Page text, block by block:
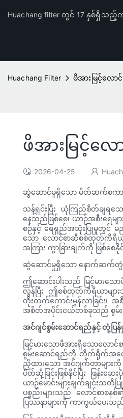
Huachang filter တွင် 17 နှစ်ရှိသ
Huachang Filter ဖိအားမြင့်လေ
ဖိအားမြင့်လ
2026-04-25
ဆွဲဆောင်မှုရှိသော မိတ်ဆက်စကာ
သန့်ရှင်းပြီး ယုံကြည်စိတ်ချရသ
နေသည်ဖြစ်စေ၊ ယာဉ်အစီးရေ
စဉ်နှင့် ရေရှည်အသုံးပြုမှုတွင်
သော လောင်စာဆီစစ်ထုတ်ကိရိယ
အကြား ကွာခြားချက်ကို ဖြစ်စေ
ဆွဲဆောင်မှုရှိသော နောက်ဆက်
ဤဆောင်းပါးသည် မြင့်မားသ
လွန်ပြီး ဤစစ်ထုတ်ကိရိယာများ
တိုးတက်ကောင်းမွန်လာခြင်း၊
အစိတ်အပိုင်းငယ်တစ်ခုသည် စွမ်း
အင်ဂျင်စွမ်းဆောင်ရည်နှင့် တုံ့ပြန်မှု
မြင့်မားသောဖိအားရှိသောလေ
စွမ်းဆောင်ရည်ကို တိုက်ရိုက်အထေ
ညှိထားသော အင်ဂျက်တာများ
ပိတ်ဆို့ခြင်းဖြစ်နိုင်ပြီး ဖြန်
ယာဉ်မောင်းများချက်ချင်းသတိပ
ပစ္စည်းများသည် လောင်စာစ
ပြဿနာများကို ကာကွယ်ပေးသ